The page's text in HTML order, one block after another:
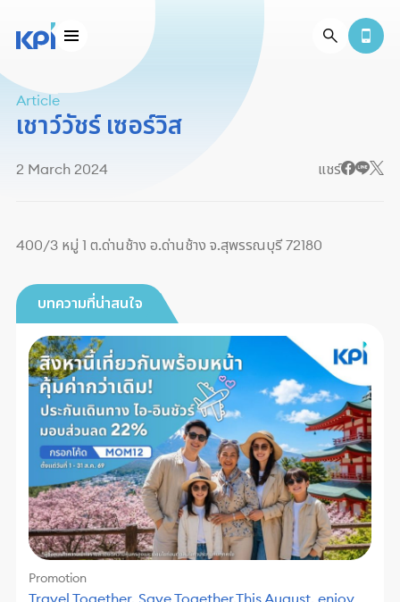
Article
เชาว์วัชร์ เซอร์วิส
2 March 2024 แชร์
400/3 หมู่ 1 ต.ด่านช้าง อ.ด่านช้าง จ.สุพรรณบุรี 72180
บทความที่น่าสนใจ
Promotion